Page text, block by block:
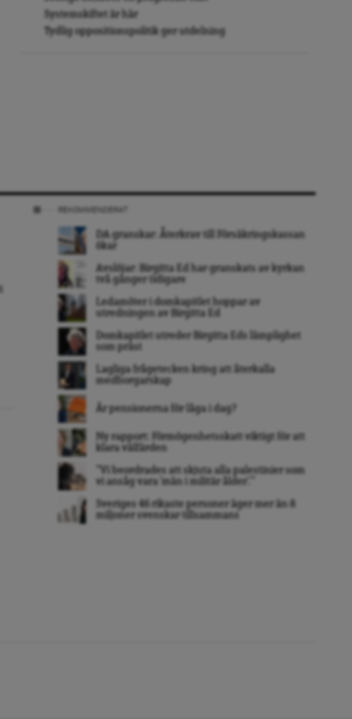
Systemskiftet är här
Tydlig oppositionspolitik ger utdelning
DA granskar: Återkrav till Försäkringskassan
ökar
Avslöjar: Birgitta Ed har granskats av kyrkan
två gånger tidigare
Ledamöter i domkapitlet hoppar av
utredningen av Birgitta Ed
Domkapitlet utreder Birgitta Eds lämplighet
som präst
Lagliga frågetecken kring att återkalla
medborgarskap
Är pensionerna för låga i dag?
Ny rapport: Förmögenhetsskatt viktigt för att
klara välfärden
”Vi beordrades att skjuta alla palestinier som
vi ansåg vara ’män i militär ålder’. ”
Sveriges 46 rikaste personer äger mer än 8
miljoner svenskar tillsammans